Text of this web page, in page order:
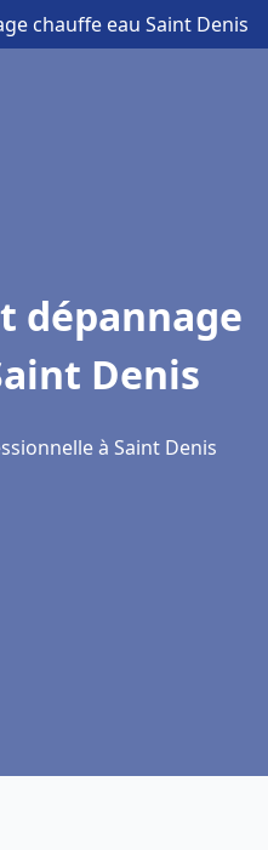
chauffe eau Saint Denis
dépannage
Denis
à Saint Denis